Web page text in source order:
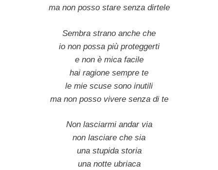
ma non posso stare senza dirtele
Sembra strano anche che
io non possa più proteggerti
e non è mica facile
hai ragione sempre te
le mie scuse sono inutili
ma non posso vivere senza di te
Non lasciarmi andar via
non lasciare che sia
una stupida storia
una notte ubriaca